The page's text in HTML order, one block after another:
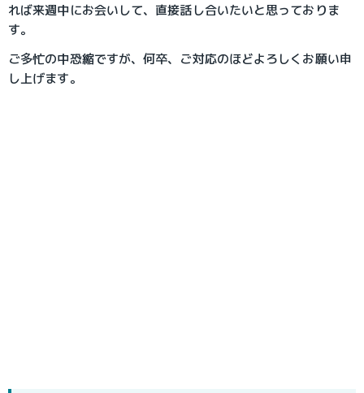
れば来週中にお会いして、直接話し合いたいと思っておりま
す。
ご多忙の中恐縮ですが、何卒、ご対応のほどよろしくお願い申
し上げます。